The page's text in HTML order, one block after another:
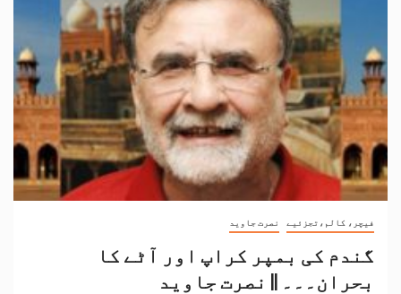
فیچر، کالم،تجزئیے نصرت جاوید
گندم کی بمپر کراپ اور آٹے کا
بحران۔۔۔ || نصرت جاوید